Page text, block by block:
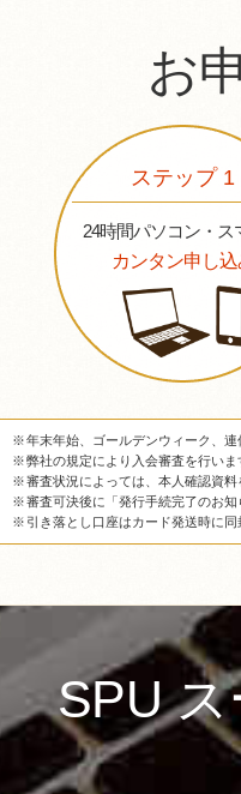
お
ステップ 1
24時間パソコン・ス
カンタン申し込
※年末年始、ゴールデンウィーク、
※弊社の規定により入会審査を行いま
※審査状況によっては、本人確認資料
※審査可決後に「発行手続完了のお
※ 引き落とし口座はカード発送時に
SPU